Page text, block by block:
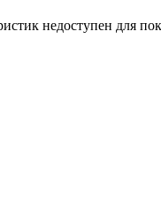
недоступен для